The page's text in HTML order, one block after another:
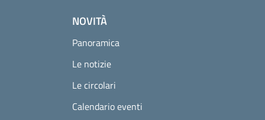
NOVITÀ
Panoramica
Le notizie
Le circolari
Calendario eventi